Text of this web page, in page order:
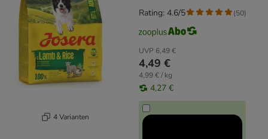
4 Varianten
UVP 6,49 €
4,49 €
4,99 € / kg
4,27 €
Rating: 4.6/5 (50)